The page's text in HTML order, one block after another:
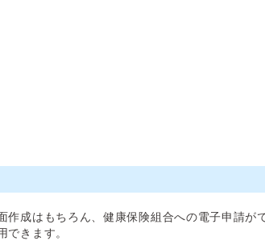
作成はもちろん、健康保険組合への電子申請が
きます。